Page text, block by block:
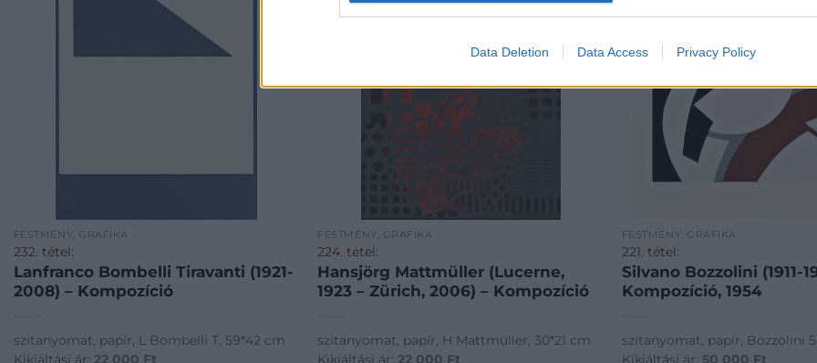
Data Deletion Data Access Privacy Policy
FESTMÉNY, GRAFIKA
232. tétel:
Lanfranco Bombelli Tiravanti (1921-
2008) – Kompozíció
szitanyomat, papír, L Bombelli T, 59*42 cm
Kikiáltási ár: 22 000 Ft
FESTMÉNY, GRAFIKA
224. tétel:
Hansjörg Mattmüller (Lucerne,
1923 – Zürich, 2006) – Kompozíció
szitanyomat, papír, H Mattmüller, 30*21 cm
Kikiáltási ár: 22 000 Ft
FESTMÉNY, GRAFIKA
221. tétel:
Silvano Bozzolini (1911-
Kompozíció, 1954
szitanyomat, papír, Bozzolini
Kikiáltási ár: 50 000 Ft